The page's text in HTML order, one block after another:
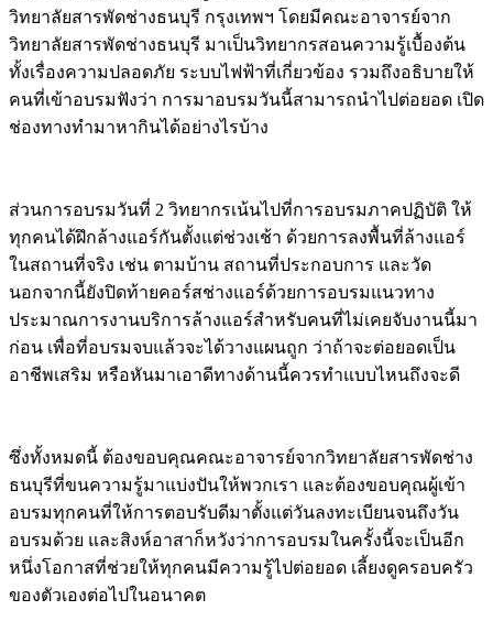
วิทยาลัยสารพัดช่างธนบุรี กรุงเทพฯ โดยมีคณะอาจารย์จาก
วิทยาลัยสารพัดช่างธนบุรี มาเป็นวิทยากรสอนความรู้เบื้องต้น
ทั้งเรื่องความปลอดภัย ระบบไฟฟ้าที่เกี่ยวข้อง รวมถึงอธิบายให้
คนที่เข้าอบรมฟังว่า การมาอบรมวันนี้สามารถนำไปต่อยอด เปิด
ช่องทางทำมาหากินได้อย่างไรบ้าง
ส่วนการอบรมวันที่ 2 วิทยากรเน้นไปที่การอบรมภาคปฏิบัติ ให้
ทุกคนได้ฝึกล้างแอร์กันตั้งแต่ช่วงเช้า ด้วยการลงพื้นที่ล้างแอร์
ในสถานที่จริง เช่น ตามบ้าน สถานที่ประกอบการ และวัด
นอกจากนี้ยังปิดท้ายคอร์สช่างแอร์ด้วยการอบรมแนวทาง
ประมาณการงานบริการล้างแอร์สำหรับคนที่ไม่เคยจับงานนี้มา
ก่อน เพื่อที่อบรมจบแล้วจะได้วางแผนถูก ว่าถ้าจะต่อยอดเป็น
อาชีพเสริม หรือหันมาเอาดีทางด้านนี้ควรทำแบบไหนถึงจะดี
ซึ่งทั้งหมดนี้ ต้องขอบคุณคณะอาจารย์จากวิทยาลัยสารพัดช่าง
ธนบุรีที่ขนความรู้มาแบ่งปันให้พวกเรา และต้องขอบคุณผู้เข้า
อบรมทุกคนที่ให้การตอบรับดีมาตั้งแต่วันลงทะเบียนจนถึงวัน
อบรมด้วย และสิงห์อาสาก็หวังว่าการอบรมในครั้งนี้จะเป็นอีก
หนึ่งโอกาสที่ช่วยให้ทุกคนมีความรู้ไปต่อยอด เลี้ยงดูครอบครัว
ของตัวเองต่อไปในอนาคต